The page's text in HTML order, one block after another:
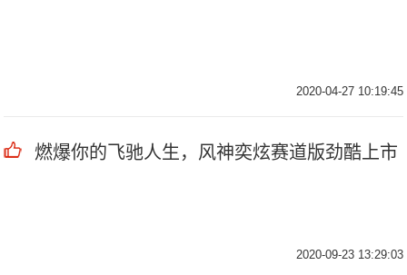
2020-04-27 10:19:45
燃爆你的飞驰人生，风神奕炫赛道版劲酷上市
2020-09-23 13:29:03